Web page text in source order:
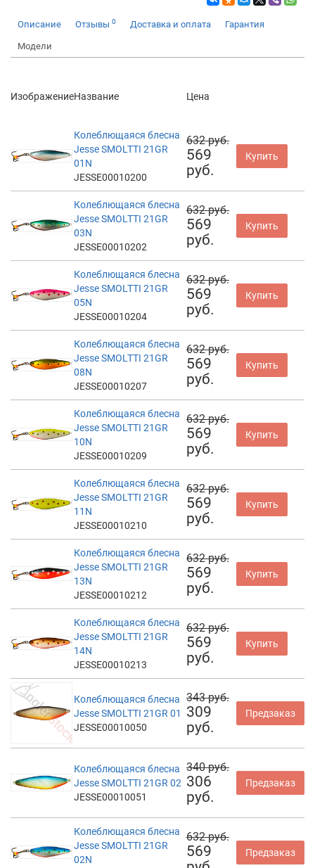
Описание Отзывы 0 Доставка и оплата Гарантия
Модели
ИзображениеНазвание Цена
Колеблющаяся блесна
Jesse SMOLTTI 21GR
01N
JESSE00010200
632 руб.
569
руб.
Купить
Колеблющаяся блесна
Jesse SMOLTTI 21GR
03N
JESSE00010202
632 руб.
569
руб.
Купить
Колеблющаяся блесна
Jesse SMOLTTI 21GR
05N
JESSE00010204
632 руб.
569
руб.
Купить
Колеблющаяся блесна
Jesse SMOLTTI 21GR
08N
JESSE00010207
632 руб.
569
руб.
Купить
Колеблющаяся блесна
Jesse SMOLTTI 21GR
10N
JESSE00010209
632 руб.
569
руб.
Купить
Колеблющаяся блесна
Jesse SMOLTTI 21GR
11N
JESSE00010210
632 руб.
569
руб.
Купить
Колеблющаяся блесна
Jesse SMOLTTI 21GR
13N
JESSE00010212
632 руб.
569
руб.
Купить
Колеблющаяся блесна
Jesse SMOLTTI 21GR
14N
JESSE00010213
632 руб.
569
руб.
Купить
Колеблющаяся блесна
Jesse SMOLTTI 21GR 01
JESSE00010050
343 руб.
309
руб.
Предзаказ
Колеблющаяся блесна
Jesse SMOLTTI 21GR 02
JESSE00010051
340 руб.
306
руб.
Предзаказ
Колеблющаяся блесна
Jesse SMOLTTI 21GR
02N
632 руб.
569
Предзаказ